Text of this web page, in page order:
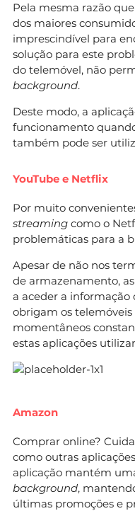
Pela mesma razão
dos maiores
imprescindível para
solução para este
do telemóvel, não
background.
Deste modo, a
funcionamento
também pode ser
YouTube e Netflix
Por muito
streaming como o
problemáticas para a
Apesar de não nos
de armazenamento,
a aceder a informação
obrigam os telemóveis
momentâneos
estas aplicações
Amazon
Comprar online?
como outras
aplicação mantém
background,
últimas promoções e